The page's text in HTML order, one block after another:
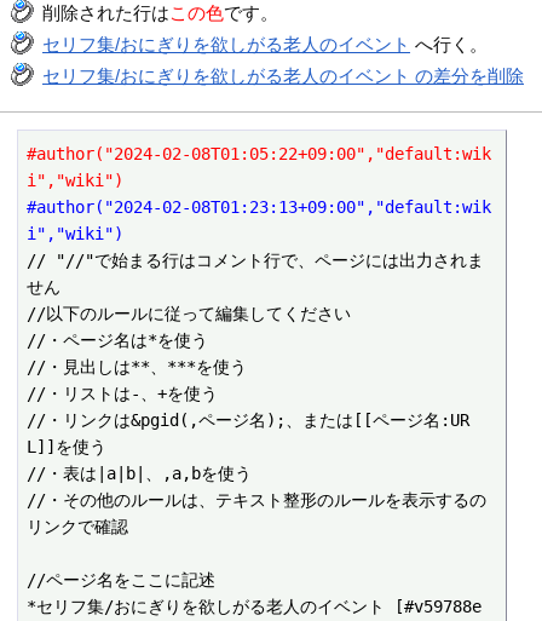
削除された行はこの色です。
セリフ集/おにぎりを欲しがる老人のイベント へ行く。
セリフ集/おにぎりを欲しがる老人のイベント の差分を削除
#author("2024-02-08T01:05:22+09:00","default:wik
i","wiki")
#author("2024-02-08T01:23:13+09:00","default:wik
i","wiki")
// "//"で始まる行はコメント行で、ページには出力されま
せん
//以下のルールに従って編集してください
//・ページ名は*を使う
//・見出しは**、***を使う
//・リストは-、+を使う
//・リンクは&pgid(,ページ名);、または[[ページ名:UR
L]]を使う
//・表は|a|b|、,a,bを使う
//・その他のルールは、テキスト整形のルールを表示するの
リンクで確認
//ページ名をここに記述
*セリフ集/おにぎりを欲しがる老人のイベント [#v59788e